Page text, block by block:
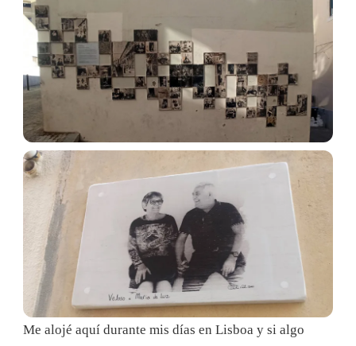
Me alojé aquí durante mis días en Lisboa y si algo